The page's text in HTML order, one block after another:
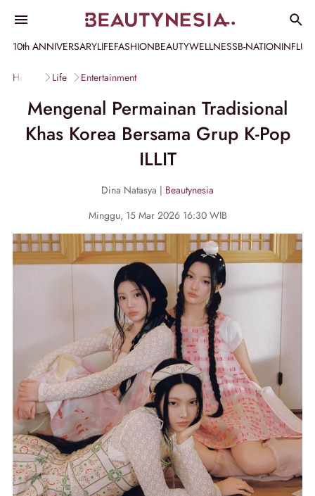
10th ANNIVERSARYLIFEFASHIONBEAUTYWELLNESSB-NATION
Home Life Entertainment
Mengenal Permainan Tradisional
Khas Korea Bersama Grup K-Pop
ILLIT
Dina Natasya | Beautynesia
Minggu, 15 Mar 2026 16:30 WIB